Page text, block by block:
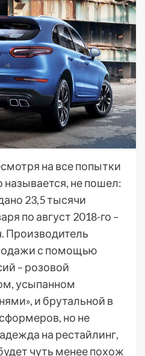
на все попытки
называется, не пошел:
23,5 тысячи
по август 2018-го –
Производитель
с помощью
– розовой
усыпанном
и брутальной в
но не
на рестайлинг,
чуть менее похож